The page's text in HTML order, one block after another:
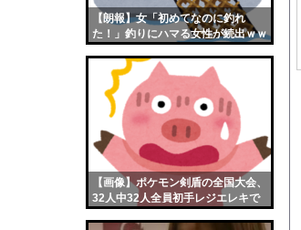
【朗報】女「初めてなのに釣れ
た！」釣りにハマる女性が続出ｗｗ
【画像】ポケモン剣盾の全国大会、
32人中32人全員初手レジエレキで